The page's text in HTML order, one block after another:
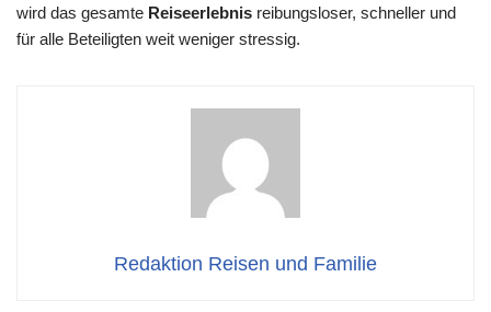
wird das gesamte Reiseerlebnis reibungsloser, schneller und
für alle Beteiligten weit weniger stressig.
Redaktion Reisen und Familie